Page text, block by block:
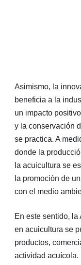
Asimismo, la
beneficia a la
un impacto
y la conservación
se practica. A
donde la
la acuicultura se
la promoción de
con el medio
En este sentido,
en acuicultura se
productos,
actividad acuícola.